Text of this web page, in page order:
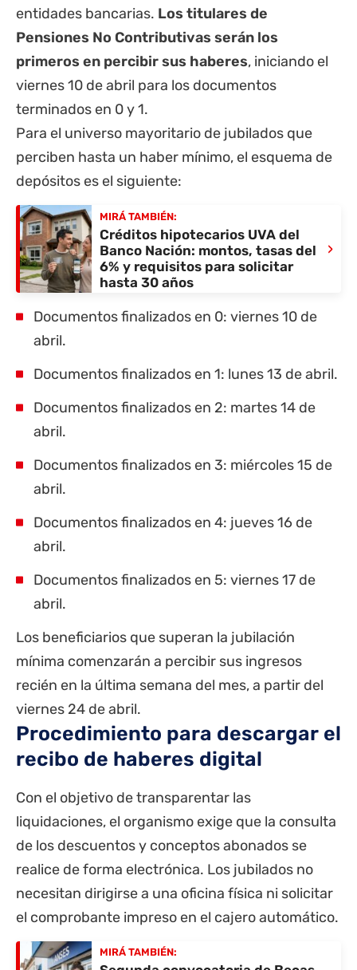
entidades bancarias. Los titulares de
Pensiones No Contributivas serán los
primeros en percibir sus haberes, iniciando el
viernes 10 de abril para los documentos
terminados en 0 y 1.
Para el universo mayoritario de jubilados que
perciben hasta un haber mínimo, el esquema de
depósitos es el siguiente:
MIRÁ TAMBIÉN:
Créditos hipotecarios UVA del
Banco Nación: montos, tasas del
6% y requisitos para solicitar
hasta 30 años
›
Documentos finalizados en 0: viernes 10 de
abril.
Documentos finalizados en 1: lunes 13 de abril.
Documentos finalizados en 2: martes 14 de
abril.
Documentos finalizados en 3: miércoles 15 de
abril.
Documentos finalizados en 4: jueves 16 de
abril.
Documentos finalizados en 5: viernes 17 de
abril.
Los beneficiarios que superan la jubilación
mínima comenzarán a percibir sus ingresos
recién en la última semana del mes, a partir del
viernes 24 de abril.
Procedimiento para descargar el
recibo de haberes digital
Con el objetivo de transparentar las
liquidaciones, el organismo exige que la consulta
de los descuentos y conceptos abonados se
realice de forma electrónica. Los jubilados no
necesitan dirigirse a una oficina física ni solicitar
el comprobante impreso en el cajero automático.
MIRÁ TAMBIÉN: